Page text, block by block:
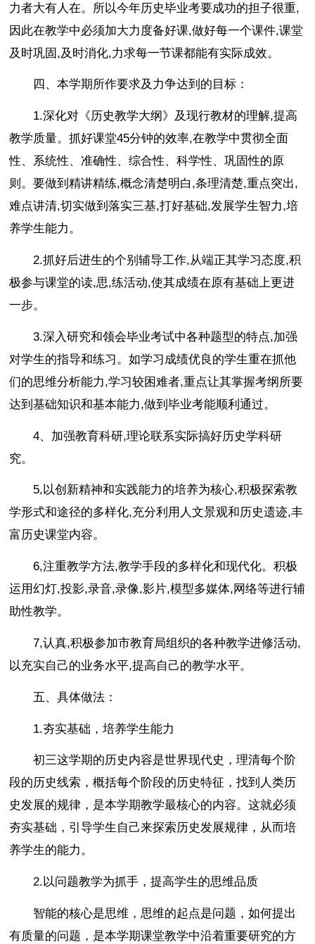
力者大有人在。所以今年历史毕业考要成功的担子很重,
因此在教学中必须加大力度备好课,做好每一个课件,课堂
及时巩固,及时消化,力求每一节课都能有实际成效。
四、本学期所作要求及力争达到的目标：
1.深化对《历史教学大纲》及现行教材的理解,提高
教学质量。抓好课堂45分钟的效率,在教学中贯彻全面
性、系统性、准确性、综合性、科学性、巩固性的原
则。要做到精讲精练,概念清楚明白,条理清楚,重点突出,
难点讲清,切实做到落实三基,打好基础,发展学生智力,培
养学生能力。
2.抓好后进生的个别辅导工作,从端正其学习态度,积
极参与课堂的读,思,练活动,使其成绩在原有基础上更进
一步。
3.深入研究和领会毕业考试中各种题型的特点,加强
对学生的指导和练习。如学习成绩优良的学生重在抓他
们的思维分析能力,学习较困难者,重点让其掌握考纲所要
达到基础知识和基本能力,做到毕业考能顺利通过。
4、加强教育科研,理论联系实际搞好历史学科研
究。
5,以创新精神和实践能力的培养为核心,积极探索教
学形式和途径的多样化,充分利用人文景观和历史遗迹,丰
富历史课堂内容。
6,注重教学方法,教学手段的多样化和现代化。积极
运用幻灯,投影,录音,录像,影片,模型多媒体,网络等进行辅
助性教学。
7,认真,积极参加市教育局组织的各种教学进修活动,
以充实自己的业务水平,提高自己的教学水平。
五、具体做法：
1.夯实基础，培养学生能力
初三这学期的历史内容是世界现代史，理清每个阶
段的历史线索，概括每个阶段的历史特征，找到人类历
史发展的规律，是本学期教学最核心的内容。这就必须
夯实基础，引导学生自己来探索历史发展规律，从而培
养学生的能力。
2.以问题教学为抓手，提高学生的思维品质
智能的核心是思维，思维的起点是问题，如何提出
有质量的问题，是本学期课堂教学中沿着重要研究的方